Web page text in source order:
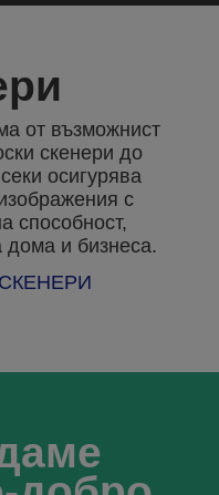
от възможнист
скенери до
осигурява
с
способност,
дома и бизнеса.